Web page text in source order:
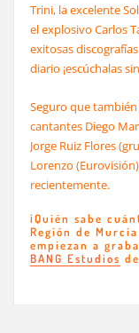
Trini, la excelente
el explosivo Carlos
exitosas
diario ¡escúchalas
Seguro que
cantantes Diego
Jorge Ruiz Flores
Lorenzo
recientemente.
¡Quién sabe
Región de
empiezan a
BANG Estudios